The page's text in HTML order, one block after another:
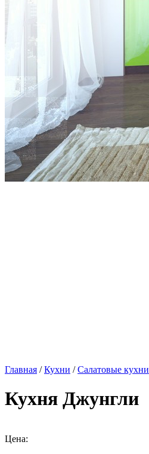
Главная /Кухни /Салатовые кухни
Кухня Джунгли
Цена: